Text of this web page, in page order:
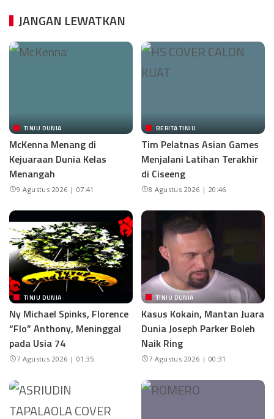
JANGAN LEWATKAN
TINJU DUNIA
McKenna Menang di
Kejuaraan Dunia Kelas
Menangah
9 Agustus 2026 | 07:41
BERITA TINJU
Tim Pelatnas Asian Games
Menjalani Latihan Terakhir
di Ciseeng
8 Agustus 2026 | 20:46
TINJU DUNIA
Ny Michael Spinks, Florence
“Flo” Anthony, Meninggal
pada Usia 74
7 Agustus 2026 | 01:35
TINJU DUNIA
Kasus Kokain, Mantan Juara
Dunia Joseph Parker Boleh
Naik Ring
7 Agustus 2026 | 00:31